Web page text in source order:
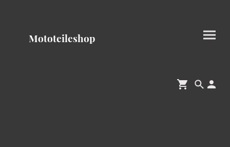
Mototeileshop